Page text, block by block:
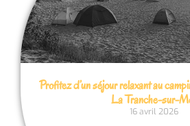
Profitez d’un séjour relaxant au
La Tranche-sur-
16 avril 2026